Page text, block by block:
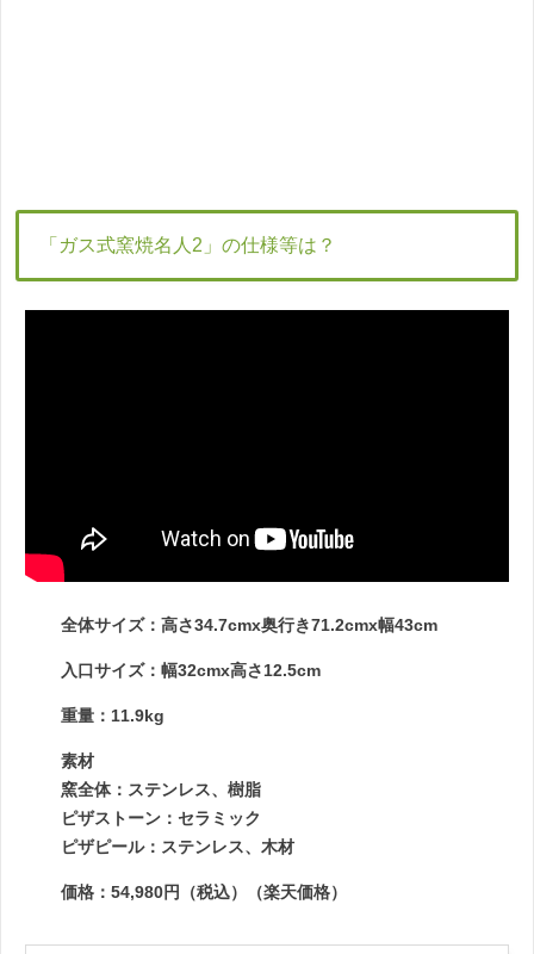
「ガス式窯焼名人2」の仕様等は？
全体サイズ：高さ34.7cmх奥行き71.2cmх幅43cm
入口サイズ：幅32cmх高さ12.5cm
重量：11.9kg
素材
窯全体：ステンレス、樹脂
ピザストーン：セラミック
ピザピール：ステンレス、木材
価格：54,980円（税込）（楽天価格）